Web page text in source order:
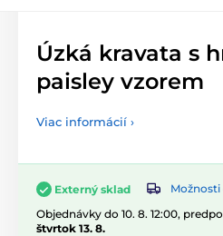
Úzká kravata s
paisley vzorem
Viac informácií ›
Externý sklad
Možnosti
Objednávky do 10. 8. 12:00,
štvrtok 13. 8.